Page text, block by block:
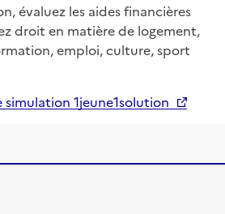
évaluez les aides financières
droit en matière de logement,
emploi, culture, sport
1jeune1solution
liens du site